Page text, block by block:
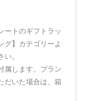
ートのギフトラッ
グ】カテゴリーよ
。
属します。ブラン
だいた場合は、箱